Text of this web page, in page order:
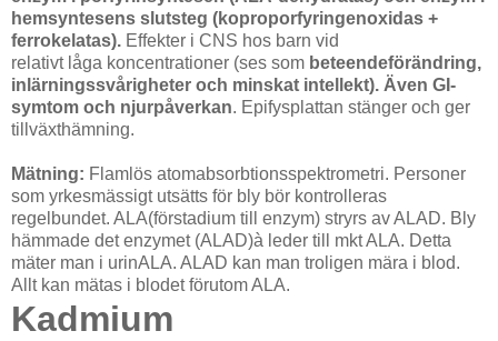
hemsyntesens slutsteg (koproporfyringenoxidas +
ferrokelatas). Effekter i CNS hos barn vid
relativt låga koncentrationer (ses som beteendeförändring,
inlärningssvårigheter och minskat intellekt). Även GI-
symtom och njurpåverkan. Epifysplattan stänger och ger
tillväxthämning.
Mätning: Flamlös atomabsorbtionsspektrometri. Personer
som yrkesmässigt utsätts för bly bör kontrolleras
regelbundet. ALA(förstadium till enzym) stryrs av ALAD. Bly
hämmade det enzymet (ALAD)à leder till mkt ALA. Detta
mäter man i urinALA. ALAD kan man troligen mära i blod.
Allt kan mätas i blodet förutom ALA.
Kadmium